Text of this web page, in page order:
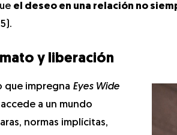
el deseo en una relación no
y liberación
que impregna Eyes Wide
a un mundo
normas implícitas,